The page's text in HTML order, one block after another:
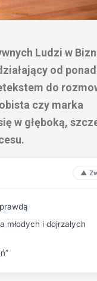
Ludzi w
od ponad
do
czy marka
w głęboką,
młodych i dojrzałych